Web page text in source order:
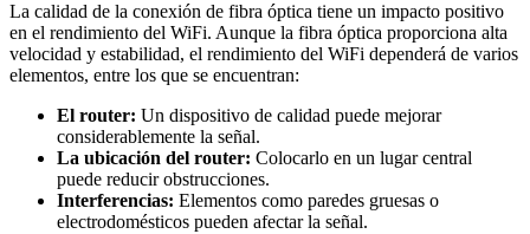
La calidad de la conexión de fibra óptica tiene un impacto positivo
en el rendimiento del WiFi. Aunque la fibra óptica proporciona alta
velocidad y estabilidad, el rendimiento del WiFi dependerá de varios
elementos, entre los que se encuentran:
El router: Un dispositivo de calidad puede mejorar
considerablemente la señal.
La ubicación del router: Colocarlo en un lugar central
puede reducir obstrucciones.
Interferencias: Elementos como paredes gruesas o
electrodomésticos pueden afectar la señal.